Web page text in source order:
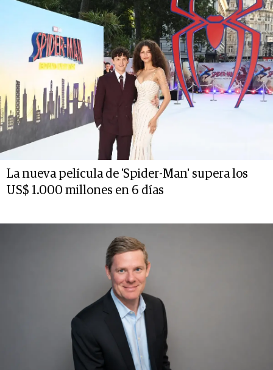
La nueva película de 'Spider-Man' supera los
US$ 1.000 millones en 6 días